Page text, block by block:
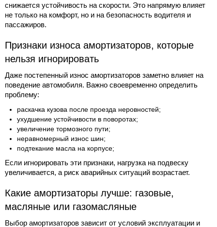
снижается устойчивость на скорости. Это напрямую влияет
не только на комфорт, но и на безопасность водителя и
пассажиров.
Признаки износа амортизаторов, которые
нельзя игнорировать
Даже постепенный износ амортизаторов заметно влияет на
поведение автомобиля. Важно своевременно определить
проблему:
раскачка кузова после проезда неровностей;
ухудшение устойчивости в поворотах;
увеличение тормозного пути;
неравномерный износ шин;
подтекание масла на корпусе;
Если игнорировать эти признаки, нагрузка на подвеску
увеличивается, а риск аварийных ситуаций возрастает.
Какие амортизаторы лучше: газовые,
масляные или газомасляные
Выбор амортизаторов зависит от условий эксплуатации и